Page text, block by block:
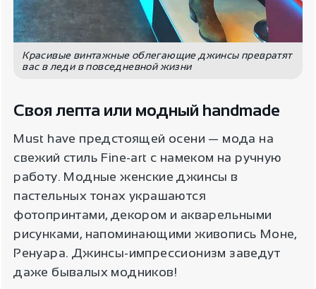
Красивые винтажные облегающие джинсы превратят
вас в леди в повседневной жизни
Своя лепта или модный handmade
Must have предстоящей осени — мода на
свежий стиль Fine-art с намеком на ручную
работу. Модные женские джинсы в
пастельных тонах украшаются
фотопринтами, декором и акварельными
рисунками, напоминающими живопись Моне,
Ренуара. Джинсы-импрессионизм заведут
даже бывалых модников!